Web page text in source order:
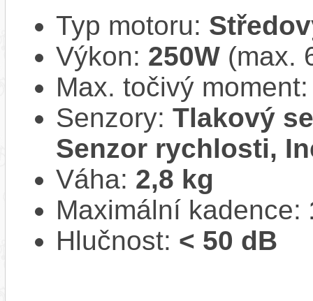
Typ motoru:
Výkon: 250W (max.
Max. točivý
Senzory: Tlakový
Senzor rychlosti,
Váha: 2,8 kg
Maximální kadence:
Hlučnost: < 50 dB